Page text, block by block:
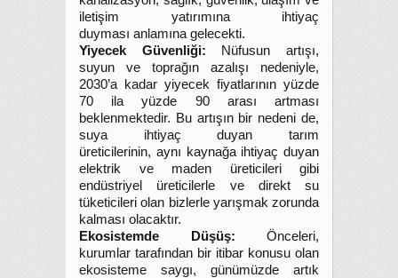
iletişim yatırımına ihtiyaç
duyması anlamına gelecekti.
Yiyecek Güvenliği: Nüfusun artışı,
suyun ve toprağın azalışı nedeniyle,
2030’a kadar yiyecek fiyatlarının yüzde
70 ila yüzde 90 arası artması
beklenmektedir. Bu artışın bir nedeni de,
suya ihtiyaç duyan tarım
üreticilerinin, aynı kaynağa ihtiyaç duyan
elektrik ve maden üreticileri gibi
endüstriyel üreticilerle ve direkt su
tüketicileri olan bizlerle yarışmak zorunda
kalması olacaktır.
Ekosistemde Düşüş: Önceleri,
kurumlar tarafından bir itibar konusu olan
ekosisteme saygı, günümüzde artık